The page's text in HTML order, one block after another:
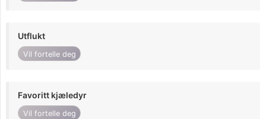
Utflukt
Vil fortelle deg
Favoritt kjæledyr
Vil fortelle deg